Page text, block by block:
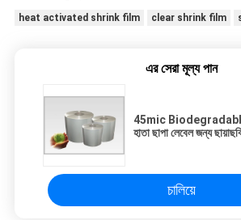
heat activated shrink film clear shrink film
এর সেরা মূল্য পান
45mic
হাতা ছাপা লেবেল জন্য
চালিয়ে